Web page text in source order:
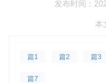
发布时间：
本
篇1 篇2 篇3
篇7